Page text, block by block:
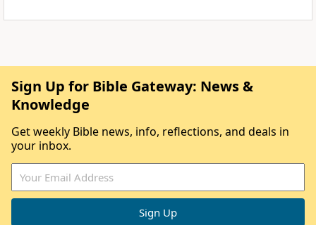
Sign Up for Bible Gateway: News &
Knowledge
Get weekly Bible news, info, reflections, and deals in
your inbox.